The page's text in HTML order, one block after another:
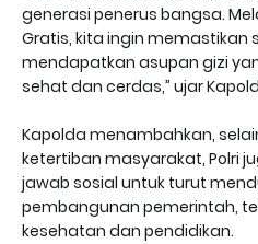
generasi penerus bangsa.
Gratis, kita ingin memastikan
mendapatkan asupan gizi
sehat dan cerdas,” ujar
Kapolda menambahkan,
ketertiban masyarakat, Polri
jawab sosial untuk turut
pembangunan pemerintah,
kesehatan dan pendidikan.